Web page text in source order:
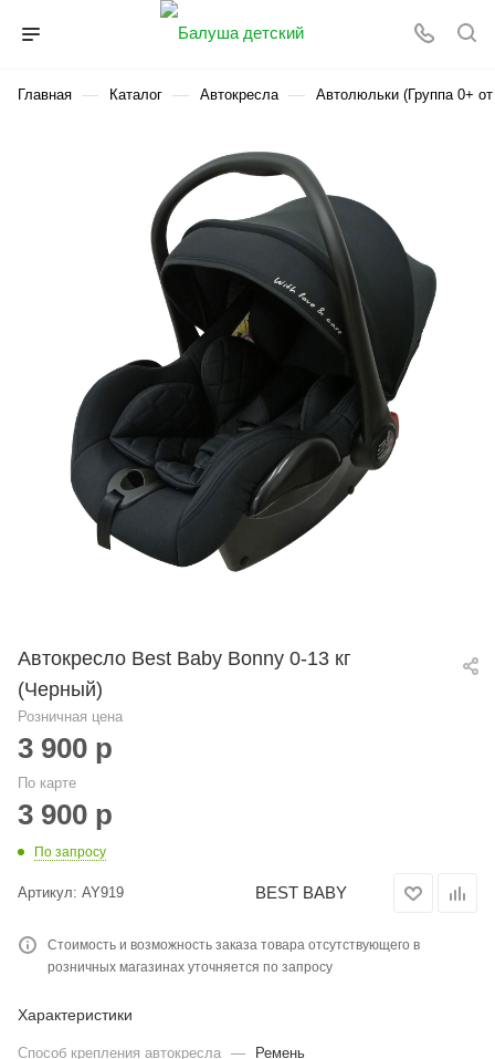
Главная — Каталог — Автокресла — Автолюльки (Группа 0+
Автокресло Best Baby Bonny 0-13 кг
(Черный)
Розничная цена
3 900 р
По карте
3 900 р
По запросу
Артикул: AY919 BEST BABY
Стоимость и возможность заказа товара отсутствующего в
розничных магазинах уточняется по запросу
Характеристики
Способ крепления автокресла — Ремень